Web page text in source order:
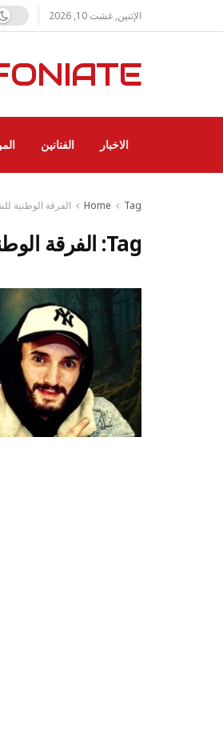
الإثنين, غشت 10, 2026
الاخبار الفنانين
Home Tag الفرقة الوطنية
Tag: الفرقة